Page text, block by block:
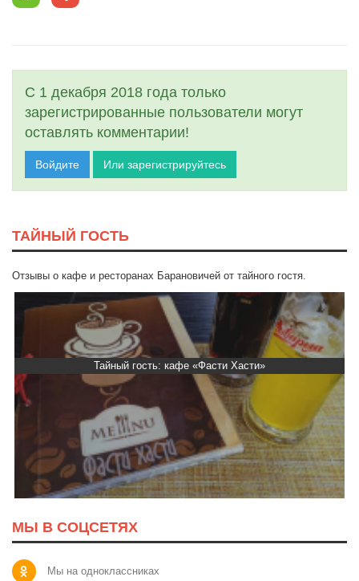
С 1 декабря 2018 года только
зарегистрированные пользователи могут
оставлять комментарии!
Войдите Или зарегистрируйтесь
ТАЙНЫЙ ГОСТЬ
Отзывы о кафе и ресторанах Барановичей от тайного гостя.
Тайный гость: кафе «Фасти Хасти»
МЫ В СОЦСЕТЯХ
Мы на одноклассниках